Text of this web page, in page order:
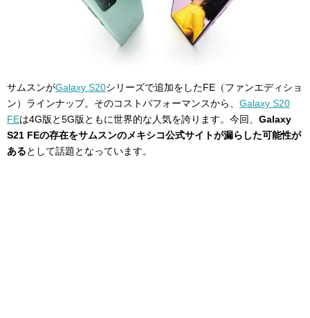
サムスンがGalaxy S20シリーズで追加をしたFE（ファンエディショ
ン）ラインナップ。そのコストパフォーマンスから、 Galaxy S20
FEは4G版と5G版ともに世界的な人気を誇ります。今回、 Galaxy
S21 FEの存在をサムスンのメキシコ公式サイトが漏らした可能性が
あるとして話題となっています。